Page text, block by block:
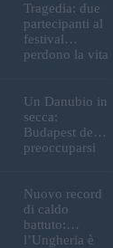
Buda e della
Cittadella
verranno
spente
Tragedia: due
partecipanti al
festival
perdono la vita
Ungheria
Un Danubio in
secca:
Budapest deve
preoccuparsi
mento idrico?
Un esperto
mette in luce
un fatto
Nuovo record
di caldo
battuto:
l’Ungheria è